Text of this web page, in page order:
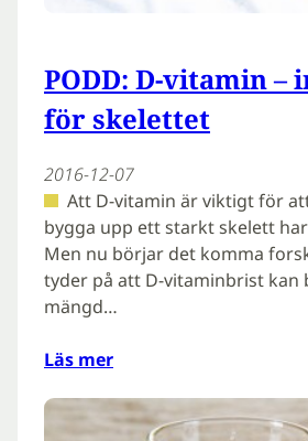
PODD: D-vitamin –
för skelettet
2016-12-07
Att D-vitamin är viktigt för
bygga upp ett starkt skelett
Men nu börjar det komma
tyder på att D-vitaminbrist kan
mängd…
Läs mer